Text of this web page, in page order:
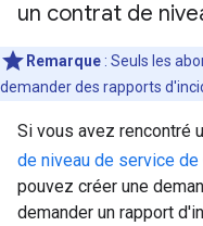
un contrat de
Remarque : Seuls les
demander des rapports
Si vous avez rencontré
de niveau de service
pouvez créer une
demander un rapport